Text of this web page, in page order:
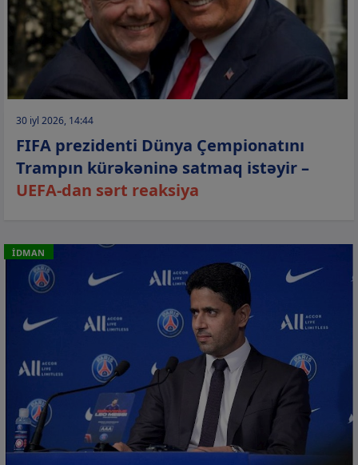
30 iyl 2026, 14:44
FIFA prezidenti Dünya Çempionatını
Trampın kürəkəninə satmaq istəyir –
UEFA-dan sərt reaksiya
İDMAN